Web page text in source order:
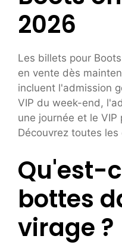
2026
Les billets pour
en vente dès
incluent l'admission
VIP du week-end,
une journée et le VIP
Découvrez toutes
Qu'est-
bottes
virage ?